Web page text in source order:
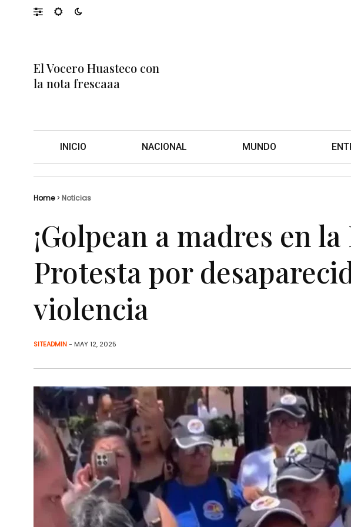
El Vocero Huasteco con
la nota frescaaa
INICIO NACIONAL MUNDO
Home> Noticias
¡Golpean a madres en
Protesta por
violencia
SITEADMIN- MAY 12, 2025